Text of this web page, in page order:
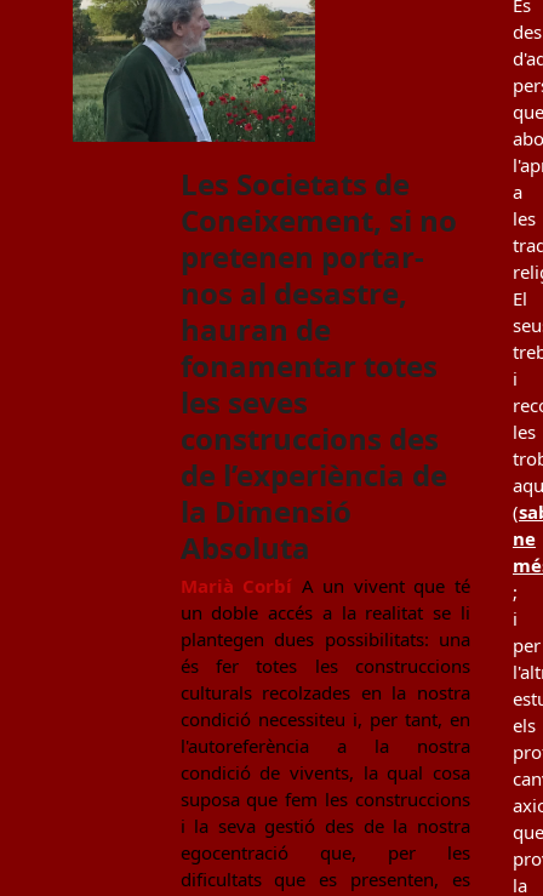
Les Societats de
Coneixement, si no
pretenen portar-
nos al desastre,
hauran de
fonamentar totes
les seves
construccions des
de l’experiència de
la Dimensió
Absoluta
Marià Corbí A un vivent que té
un doble accés a la realitat se li
plantegen dues possibilitats: una
és fer totes les construccions
culturals recolzades en la nostra
condició necessiteu i, per tant, en
l'autoreferència a la nostra
condició de vivents, la qual cosa
suposa que fem les construccions
i la seva gestió des de la nostra
egocentració que, per les
dificultats que es presenten, es
des
que
a
les
El
i
les
(
ne
;
i
per
els
que
la